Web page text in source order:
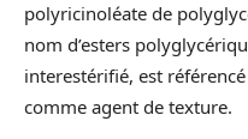
polyricinoléate de
nom d’esters
interestérifié, est
comme agent de texture.